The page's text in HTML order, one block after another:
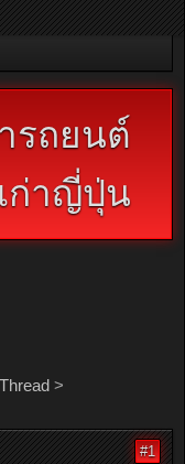
รถยนต์
ก่าญี่ปุ่น
>
#1